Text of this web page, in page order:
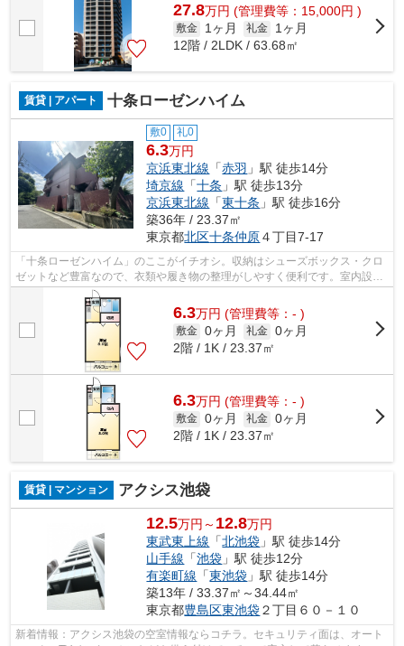
27.8万円 (管理費等：15,000円 )
敷金 1ヶ月 礼金
1ヶ月
12階 / 2LDK / 63.68㎡
賃貸 | アパート 十条ローゼンハイム
敷0 礼0
6.3万円
京浜東北線 「赤羽 」駅 徒歩14分
埼京線 「十条 」駅 徒歩13分
京浜東北線 「東十条 」駅 徒歩16分
築36年 / 23.37㎡
東京都北区十条仲原４丁目7-17
「十条ローゼンハイム」のここがイチオシ。収納はシューズボックス・クロ
ゼットなど豊富なので、衣類や履き物の整理がしやすく便利です。室内設備
はエアコン・全居室フローリングなど...
6.3万円 (管理費等：- )
敷金 0ヶ月 礼金 0ヶ月
2階 / 1K / 23.37㎡
6.3万円 (管理費等：- )
敷金 0ヶ月 礼金 0ヶ月
2階 / 1K / 23.37㎡
賃貸 | マンション アクシス池袋
12.5万円～ 12.8万円
東武東上線 「北池袋 」駅 徒歩14分
山手線 「池袋 」駅 徒歩12分
有楽町線 「東池袋 」駅 徒歩14分
築13年 / 33.37㎡～34.44㎡
東京都豊島区東池袋２丁目６０－１０
新着情報：アクシス池袋の空室情報ならコチラ。セキュリティ面は、オート